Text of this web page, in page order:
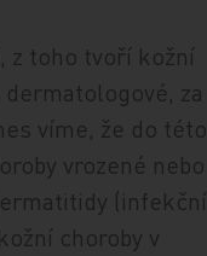
z toho tvoří kožní
za
víme, že do této
vrozené nebo
(infekční
choroby v